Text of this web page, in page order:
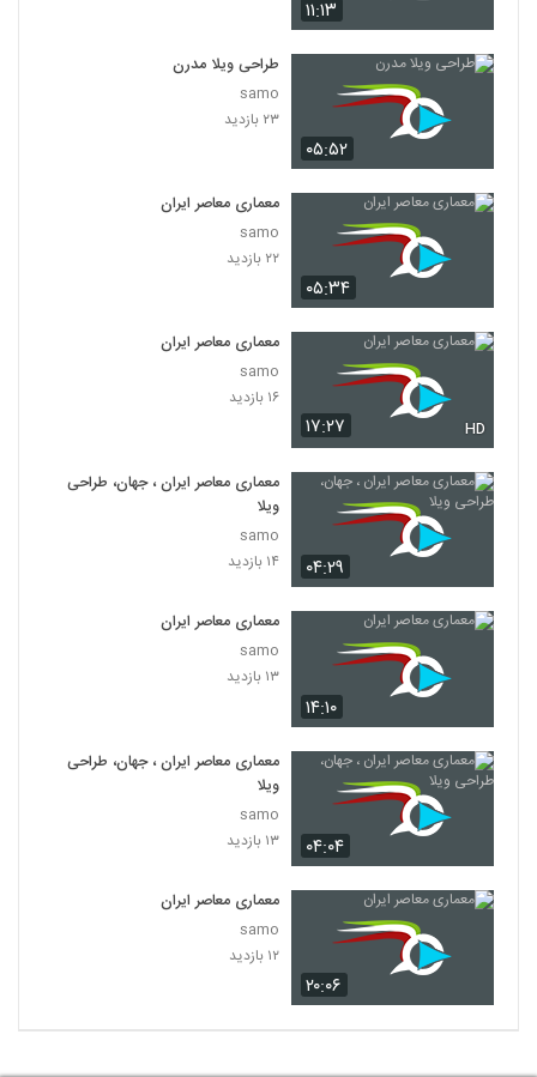
۱۱:۱۳
۰۵:۵۲
طراحی ویلا مدرن
samo
۲۳ بازدید
۰۵:۳۴
معماری معاصر ایران
samo
۲۲ بازدید
۱۷:۲۷ HD
معماری معاصر ایران
samo
۱۶ بازدید
۰۴:۲۹
معماری معاصر ایران ، جهان، طراحی
ویلا
samo
۱۴ بازدید
۱۴:۱۰
معماری معاصر ایران
samo
۱۳ بازدید
۰۴:۰۴
معماری معاصر ایران ، جهان، طراحی
ویلا
samo
۱۳ بازدید
۲۰:۰۶
معماری معاصر ایران
samo
۱۲ بازدید